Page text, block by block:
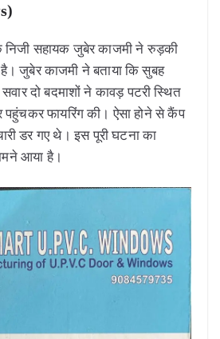
सहायक जुबेर काजमी ने रुड़की
जुबेर काजमी ने बताया कि सुबह
दो बदमाशों ने कावड़ पटरी स्थित
पहुंचकर फायरिंग की। ऐसा होने से कैंप
डर गए थे। इस पूरी घटना का
आया है।